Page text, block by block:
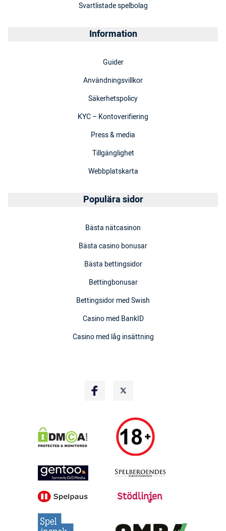
Svartlistade spelbolag
Information
Guider
Användningsvillkor
Säkerhetspolicy
KYC – Kontoverifiering
Press & media
Tillgänglighet
Webbplatskarta
Populära sidor
Bästa nätcasinon
Bästa casino bonusar
Bästa bettingsidor
Bettingbonusar
Bettingsidor med Swish
Casino med BankID
Casino med låg insättning